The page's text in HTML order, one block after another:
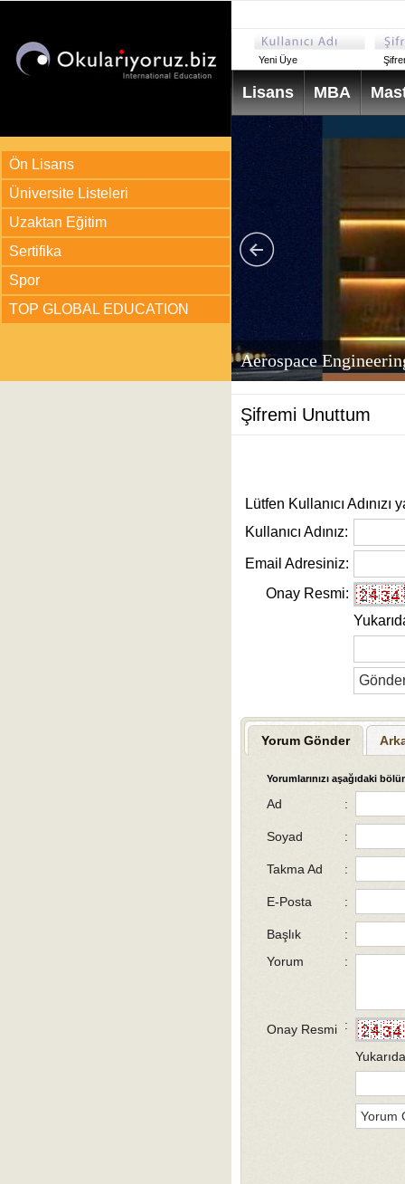
Ön Lisans
Üniversite Listeleri
Uzaktan Eğitim
Sertifika
Spor
TOP GLOBAL EDUCATION
Yeni Üye
Lisans MBA
Aerospace
Şifremi Unuttum
Lütfen Kullanıcı
Kullanıcı Adınız:
Email Adresiniz:
Onay Resmi:
Yorum Gönder
Yorumlarınızı aşağıdaki
Ad :
Soyad :
Takma Ad :
E-Posta :
Başlık
:
Yorum
:
Onay Resmi :